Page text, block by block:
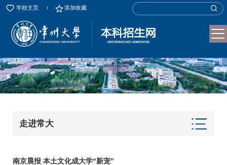
学校主页 添加收藏
走进常大
南京晨报 本土文化成大学“新宠”